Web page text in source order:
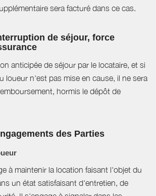
sera facturé dans ce cas.
de séjour, force
anticipée de séjour par le locataire, et si
loueur n'est pas mise en cause, il ne sera
hormis le dépôt de
des Parties
à maintenir la location faisant l'objet du
un état satisfaisant d'entretien, de